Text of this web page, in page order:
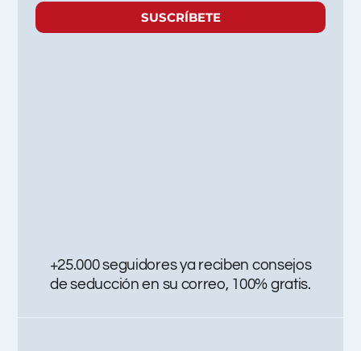
SUSCRÍBETE
+25.000 seguidores ya reciben consejos
de seducción en su correo, 100% gratis.